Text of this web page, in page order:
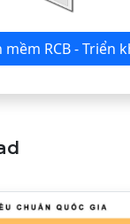
Phần mềm RCB